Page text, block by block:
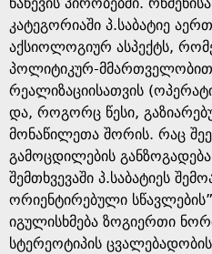
კატეგორიაში პ.საბატიე
აქსიოლოგიურ ასპექტს,
პოლიტიკურ-
რეალიზაციისათვის
და, როგორც წესი,
მონაწილეთა შორის. რაც
გამოცდილების
შემთხვევაში პ.საბატიეს
ორიენტირებული
იგულისხმება ზოგიერთი
სტერეოტიპის